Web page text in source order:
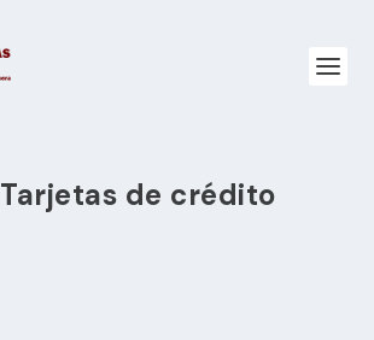
Tarjetas de crédito